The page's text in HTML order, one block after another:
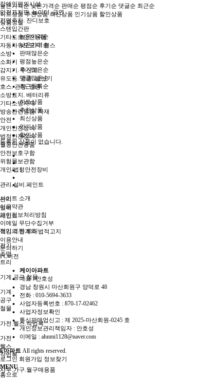
장애인편의시설
안전표지판. 놀이터. 금연
전면주차. 잔디보호
스텐입간판
기타도로안전용품
자동차유도표지. 휀스
소방
소화기
감지기. 수신기
유도등. 경종. 발신기
호스. 관창. 경종
소방표지. 배터리류
기타소방자재
방송관련용품. 자재
안전
개인안전장비
법정안전장비
월동안전용품
안전보호구함
위험물보관함
개인/법정안전장비
관리.설비.페인트
관리
설비
페인트
전기.조명.트리
전기
조명
트리
기계.공구.철물
기계
공구
철물
가전.헬스.작업복
가전
헬스
작업복
사무.가구.월구매용품
높은가격순 낮은가격순 판매순 평점순 후기순 댓글순 최근순
히트상품 추천상품 최신상품 인기상품 할인상품
상품정렬
높은가격순
낮은가격순
판매많은순
평점높은순
후기많은순
댓글많은순
최근등록순
히트상품
추천상품
최신상품
인기상품
할인상품
등록된 상품이 없습니다.
1
사이트 소개
이용약관
개인정보처리방침
이메일 무단수집거부
책임의 한계와 법적고지
이용안내
문의하기
PC버전
케이아파트
대표 : 안호성
경남 창원시 마산회원구 양덕로 48
전화 : 010-5694-3633
사업자등록번호 : 870-17-02462
사업자정보확인
통신판매업신고 : 제 2025-마산회원-0245 호
개인정보관리책임자 : 안호성
이메일 : ahnmi1128@naver.com
k아파트 All rights reserved.
로그인 회원가입 정보찾기
MENU
홈으로